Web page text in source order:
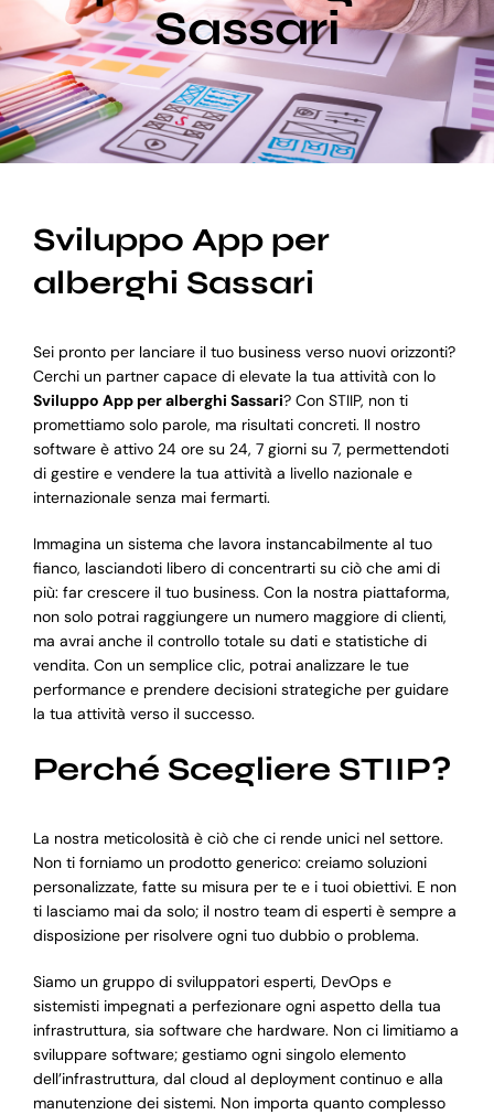
Blog
Supporto
Sassari
Sviluppo App per
alberghi Sassari
Sei pronto per lanciare il tuo business verso nuovi orizzonti?
Cerchi un partner capace di elevate la tua attività con lo
Sviluppo App per alberghi Sassari? Con STIIP, non ti
promettiamo solo parole, ma risultati concreti. Il nostro
software è attivo 24 ore su 24, 7 giorni su 7, permettendoti
di gestire e vendere la tua attività a livello nazionale e
internazionale senza mai fermarti.
Immagina un sistema che lavora instancabilmente al tuo
fianco, lasciandoti libero di concentrarti su ciò che ami di
più: far crescere il tuo business. Con la nostra piattaforma,
non solo potrai raggiungere un numero maggiore di clienti,
ma avrai anche il controllo totale su dati e statistiche di
vendita. Con un semplice clic, potrai analizzare le tue
performance e prendere decisioni strategiche per guidare
la tua attività verso il successo.
Perché Scegliere STIIP?
La nostra meticolosità è ciò che ci rende unici nel settore.
Non ti forniamo un prodotto generico: creiamo soluzioni
personalizzate, fatte su misura per te e i tuoi obiettivi. E non
ti lasciamo mai da solo; il nostro team di esperti è sempre a
disposizione per risolvere ogni tuo dubbio o problema.
Siamo un gruppo di sviluppatori esperti, DevOps e
sistemisti impegnati a perfezionare ogni aspetto della tua
infrastruttura, sia software che hardware. Non ci limitiamo a
sviluppare software; gestiamo ogni singolo elemento
dell’infrastruttura, dal cloud al deployment continuo e alla
manutenzione dei sistemi. Non importa quanto complesso